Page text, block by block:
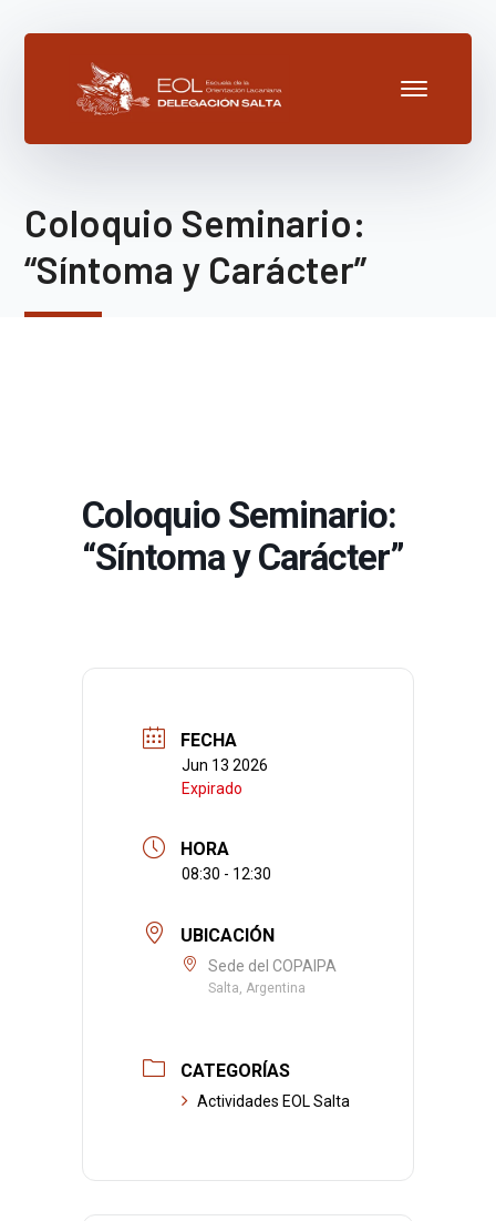
Coloquio Seminario:
“Síntoma y Carácter”
Coloquio Seminario:
“Síntoma y Carácter”
FECHA
Jun 13 2026
Expirado
HORA
08:30 - 12:30
UBICACIÓN
Sede del COPAIPA
Salta, Argentina
CATEGORÍAS
Actividades EOL Salta